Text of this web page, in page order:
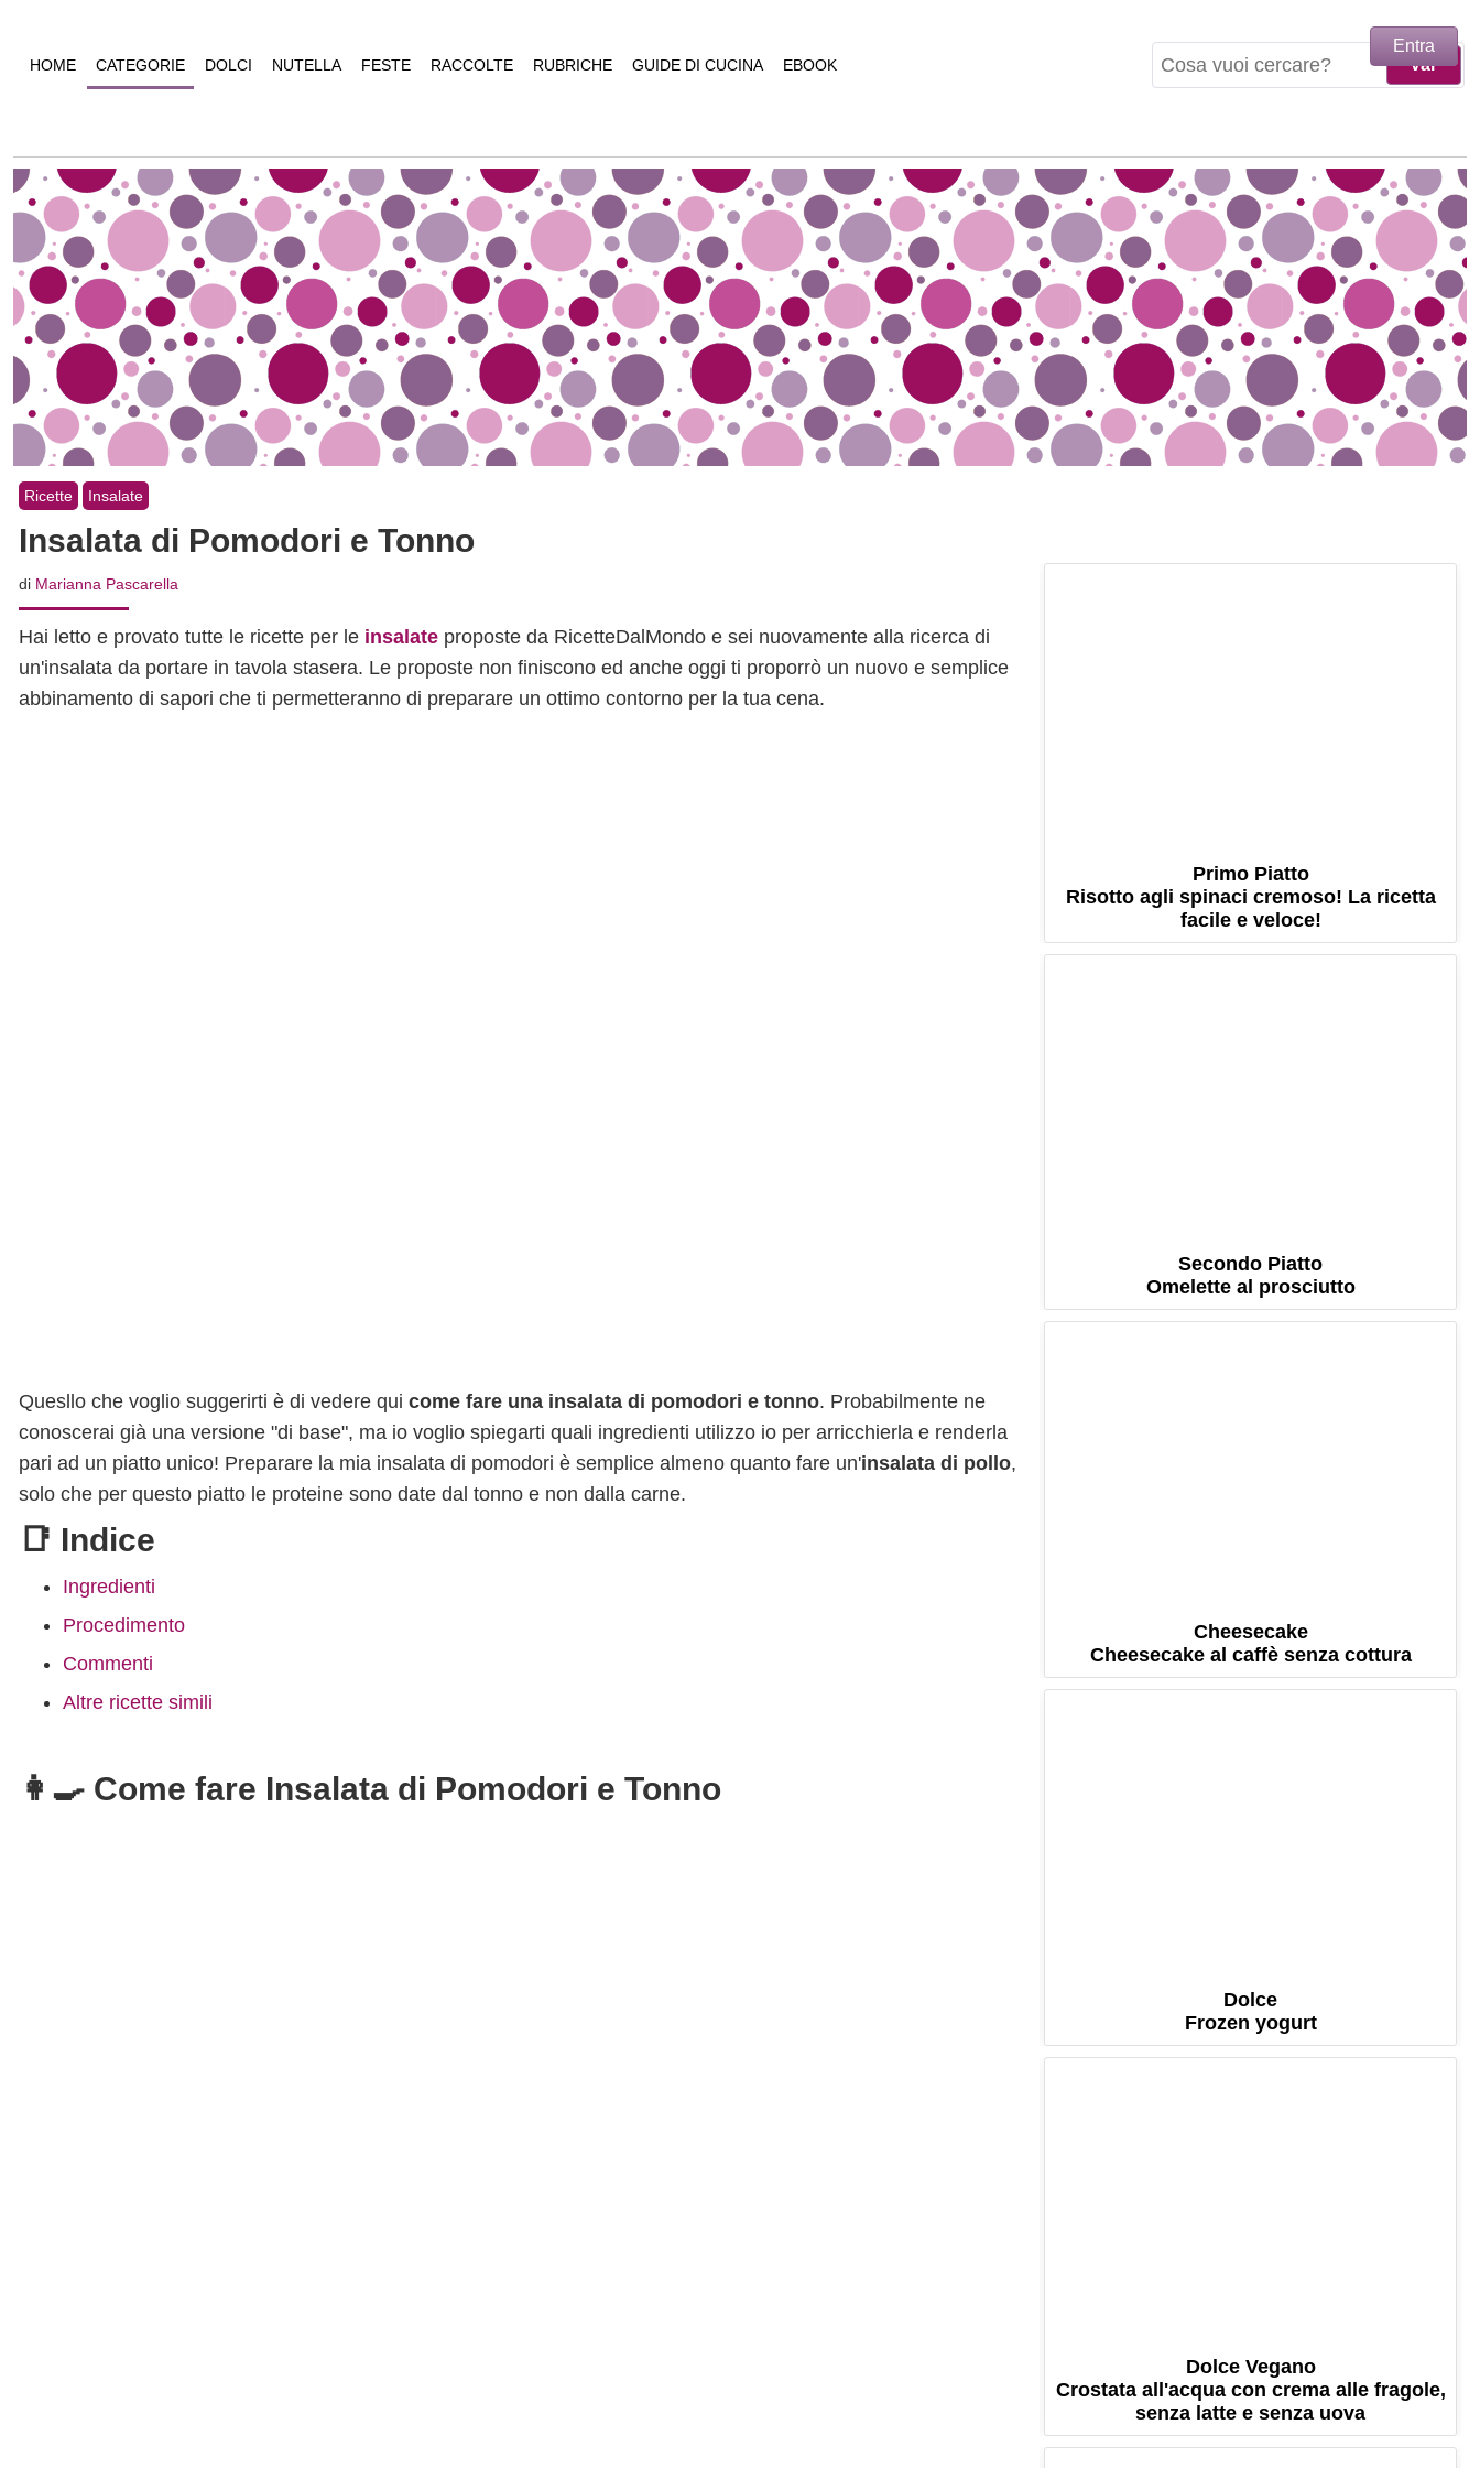
HOME CATEGORIE DOLCI NUTELLA FESTE RACCOLTE RUBRICHE GUIDE DI CUCINA EBOOK
Ricette Insalate
Insalata di Pomodori e Tonno
di Marianna Pascarella
Hai letto e provato tutte le ricette per le insalate proposte da RicetteDalMondo e sei nuovamente alla ricerca di
un'insalata da portare in tavola stasera. Le proposte non finiscono ed anche oggi ti proporrò un nuovo e semplice
abbinamento di sapori che ti permetteranno di preparare un ottimo contorno per la tua cena.
Quesllo che voglio suggerirti è di vedere qui come fare una insalata di pomodori e tonno. Probabilmente ne
conoscerai già una versione "di base", ma io voglio spiegarti quali ingredienti utilizzo io per arricchierla e renderla
pari ad un piatto unico! Preparare la mia insalata di pomodori è semplice almeno quanto fare un'insalata di pollo,
solo che per questo piatto le proteine sono date dal tonno e non dalla carne.
📑 Indice
Ingredienti
Procedimento
Commenti
Altre ricette simili
👩‍🍳 Come fare Insalata di Pomodori e Tonno
Primo Piatto
Risotto agli spinaci cremoso! La ricetta
facile e veloce!
Secondo Piatto
Omelette al prosciutto
Cheesecake
Cheesecake al caffè senza cottura
Dolce
Frozen yogurt
Dolce Vegano
Crostata all'acqua con crema alle fragole,
senza latte e senza uova
Entra